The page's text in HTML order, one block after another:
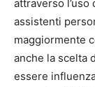
attraverso
assistenti
maggiormente
anche la scelta
essere